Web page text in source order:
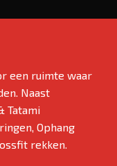
een ruimte waar
Naast
Tatami
Ophang
rekken.